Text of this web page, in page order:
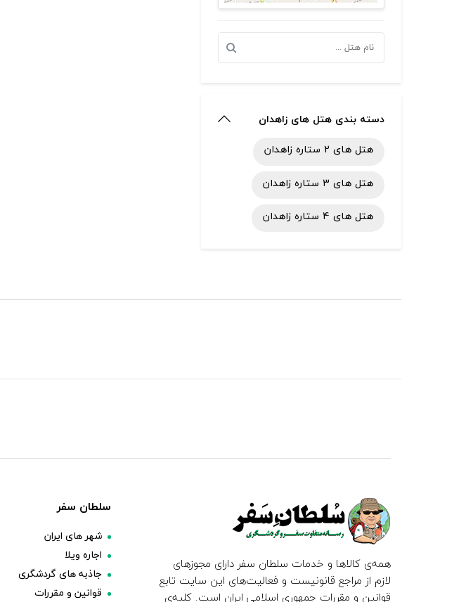
دسته بندی هتل های زاهدان
هتل های 2 ستاره زاهدان
هتل های 3 ستاره زاهدان
هتل های 4 ستاره زاهدان
همه‌ی کالاها و خدمات سلطان سفر دارای مجوزهای
لازم از مراجع قانونیست و فعالیت‌های این سایت تابع
قوانین و مقررات جمهوری اسلامی ایران است. کلیه‌ی
سلطان سفر
شهر های ایران
اجاره ویلا
جاذبه های گردشگری
قوانین و مقررات